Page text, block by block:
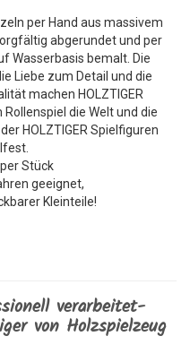
per Hand aus massivem
abgerundet und per
Wasserbasis bemalt. Die
Liebe zum Detail und die
machen HOLZTIGER
die Welt und die
HOLZTIGER Spielfiguren
Stück
geeignet,
Kleinteile!
verarbeitet-
von Holzspielzeug